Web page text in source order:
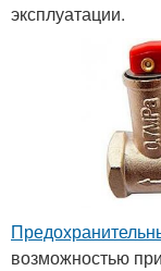
эксплуатации.
возможностью